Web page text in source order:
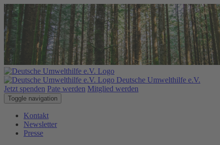
Deutsche Umwelthilfe e.V.
Jetzt spenden Pate werden Mitglied werden
Toggle navigation
Kontakt
Newsletter
Presse